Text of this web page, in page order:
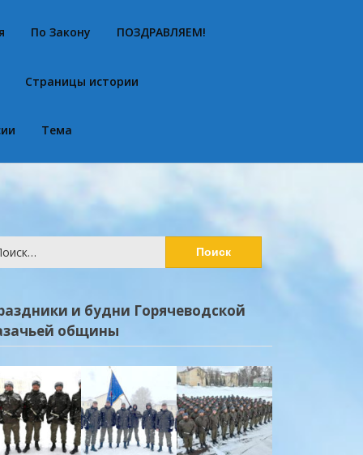
По Закону ПОЗДРАВЛЯЕМ!
Страницы истории
Тема
и будни Горячеводской
общины